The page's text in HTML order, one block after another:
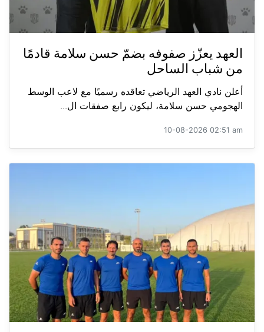
العهد يعزّز صفوفه بضمّ حسن سلامة قادمًا
من شباب الساحل
أعلن نادي العهد الرياضي تعاقده رسميًا مع لاعب الوسط
الهجومي حسن سلامة، ليكون رابع صفقات ال...
10-08-2026 02:51 am